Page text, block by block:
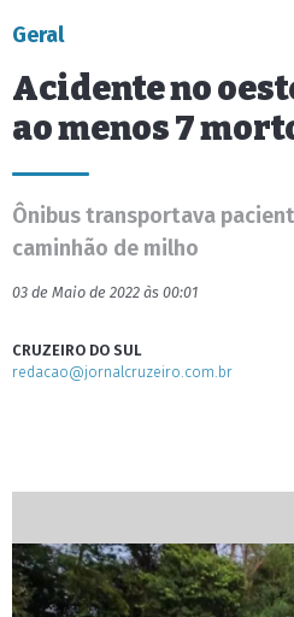
Geral
Acidente no
ao menos 7
Ônibus transportava
caminhão de milho
03 de Maio de 2022 às 00:01
CRUZEIRO DO SUL
redacao@jornalcruzeiro.com.br